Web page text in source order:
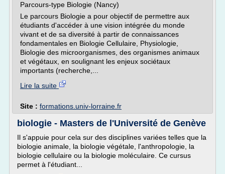
Parcours-type Biologie (Nancy)
Le parcours Biologie a pour objectif de permettre aux
étudiants d'accéder à une vision intégrée du monde
vivant et de sa diversité à partir de connaissances
fondamentales en Biologie Cellulaire, Physiologie,
Biologie des microorganismes, des organismes animaux
et végétaux, en soulignant les enjeux sociétaux
importants (recherche,...
Lire la suite
Site : formations.univ-lorraine.fr
biologie - Masters de l'Université de Genève
Il s'appuie pour cela sur des disciplines variées telles que la
biologie animale, la biologie végétale, l'anthropologie, la
biologie cellulaire ou la biologie moléculaire. Ce cursus
permet à l'étudiant...